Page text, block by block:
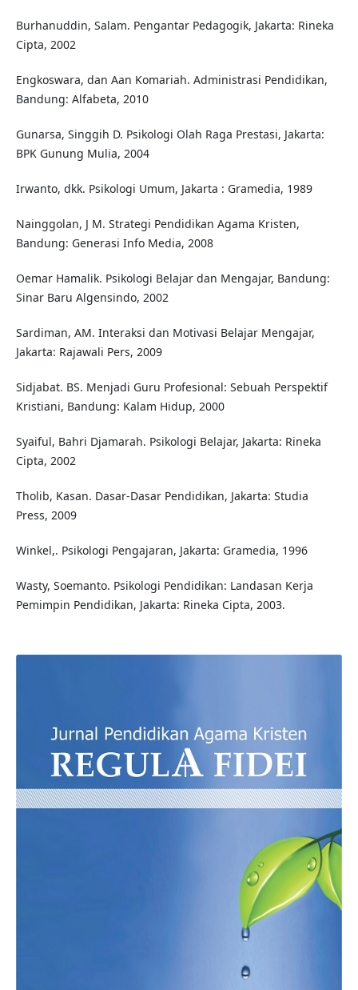
Burhanuddin, Salam. Pengantar Pedagogik, Jakarta: Rineka
Cipta, 2002
Engkoswara, dan Aan Komariah. Administrasi Pendidikan,
Bandung: Alfabeta, 2010
Gunarsa, Singgih D. Psikologi Olah Raga Prestasi, Jakarta:
BPK Gunung Mulia, 2004
Irwanto, dkk. Psikologi Umum, Jakarta : Gramedia, 1989
Nainggolan, J M. Strategi Pendidikan Agama Kristen,
Bandung: Generasi Info Media, 2008
Oemar Hamalik. Psikologi Belajar dan Mengajar, Bandung:
Sinar Baru Algensindo, 2002
Sardiman, AM. Interaksi dan Motivasi Belajar Mengajar,
Jakarta: Rajawali Pers, 2009
Sidjabat. BS. Menjadi Guru Profesional: Sebuah Perspektif
Kristiani, Bandung: Kalam Hidup, 2000
Syaiful, Bahri Djamarah. Psikologi Belajar, Jakarta: Rineka
Cipta, 2002
Tholib, Kasan. Dasar-Dasar Pendidikan, Jakarta: Studia
Press, 2009
Winkel,. Psikologi Pengajaran, Jakarta: Gramedia, 1996
Wasty, Soemanto. Psikologi Pendidikan: Landasan Kerja
Pemimpin Pendidikan, Jakarta: Rineka Cipta, 2003.